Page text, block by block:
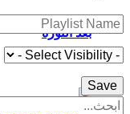
بعد الثورة